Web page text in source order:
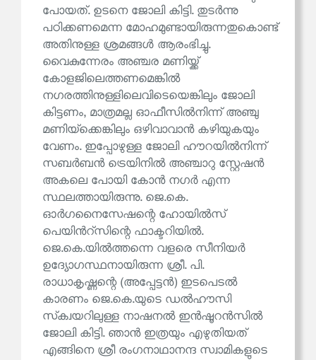
പോയത്. ഉടനെ ജോലി കിട്ടി. തുടർന്നു
പഠിക്കണമെന്ന മോഹമുണ്ടായിരുന്നതുകൊണ്ട്
അതിനുള്ള ശ്രമങ്ങൾ ആരംഭിച്ചു.
വൈകുന്നേരം അഞ്ചര മണിയ്ക്ക്
കോളജിലെത്തണമെങ്കിൽ
നഗരത്തിനുള്ളിലെവിടെയെങ്കിലും ജോലി
കിട്ടണം, മാത്രമല്ല ഓഫീസിൽനിന്ന് അഞ്ചു
മണിയ്‌ക്കെങ്കിലും ഒഴിവാവാൻ കഴിയുകയും
വേണം. ഇപ്പോഴുള്ള ജോലി ഹൗറയിൽനിന്ന്
സബർബൻ ട്രെയിനിൽ അഞ്ചാറു സ്റ്റേഷൻ
അകലെ പോയി കോൻ നഗർ എന്ന
സ്ഥലത്തായിരുന്നു. ജെ.കെ.
ഓർഗനൈസേഷന്റെ ഹോയിൽസ്
പെയിൻറ്‌സിന്റെ ഫാക്ടറിയിൽ.
ജെ.കെ.യിൽത്തന്നെ വളരെ സീനിയർ
ഉദ്യോഗസ്ഥനായിരുന്ന ശ്രീ. പി.
രാധാകൃഷ്ണന്റെ (അപ്പേട്ടൻ) ഇടപെടൽ
കാരണം ജെ.കെ.യുടെ ഡൽഹൗസി
സ്‌ക്വയറിലുള്ള നാഷനൽ ഇൻഷൂറൻസിൽ
ജോലി കിട്ടി. ഞാൻ ഇത്രയും എഴുതിയത്
എങ്ങിനെ ശ്രീ രംഗനാഥാനന്ദ സ്വാമികളുടെ